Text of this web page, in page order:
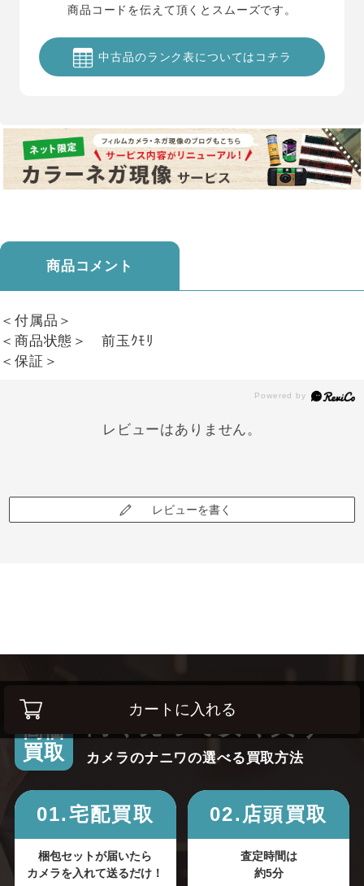
カートに入れる
商品コードを伝えて頂くとスムーズです。
中古品のランク表についてはコチラ
商品コメント
＜付属品＞
＜商品状態＞ 前玉ｸﾓﾘ
＜保証＞
レビューはありません。
レビューを書く
高価
買取
カメラのナニワの選べる買取方法
01.宅配買取
梱包セットが届いたら
カメラを入れて送るだけ！
02.店頭買取
査定時間は
約5分